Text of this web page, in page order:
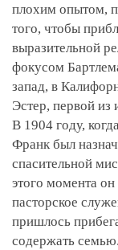
плохим опытом,
того, чтобы
выразительной
фокусом
запад, в
Эстер, первой из
В 1904 году,
Франк был
спасительной
этого момента
пасторское
пришлось
содержать